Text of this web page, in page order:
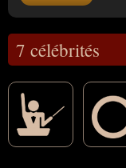
7 célébrités